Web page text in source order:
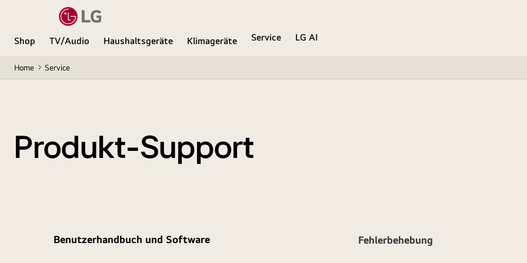
Shop TV/Audio Haushaltsgeräte Klimageräte Service
LG AI
Home Service
Produkt-Support
Benutzerhandbuch und Software Fehlerbehebung